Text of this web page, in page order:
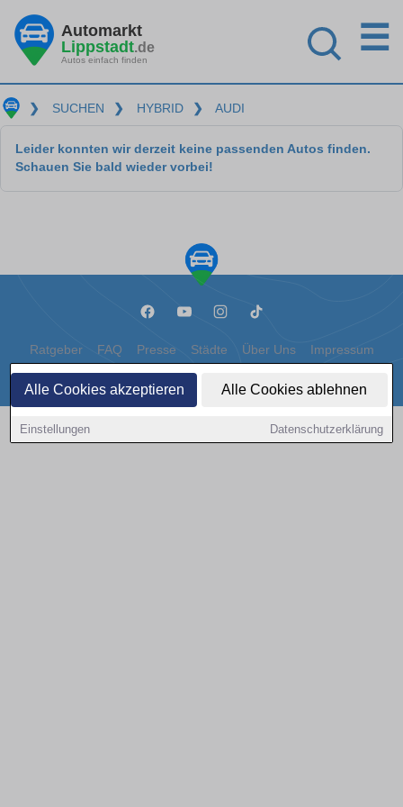
Alle Cookies akzeptieren Alle Cookies ablehnen
Einstellungen Datenschutzerklärung
Automarkt
Lippstadt.de
Autos einfach finden
☰
❯ SUCHEN ❯ HYBRID ❯ AUDI
Leider konnten wir derzeit keine passenden Autos finden.
Schauen Sie bald wieder vorbei!
Ratgeber FAQ Presse Städte Über Uns Impressum
Datenschutz Cookies
Copyright © 2000 - 2026 | 1A Infosysteme GmbH | Content by: 1a-sites-autos